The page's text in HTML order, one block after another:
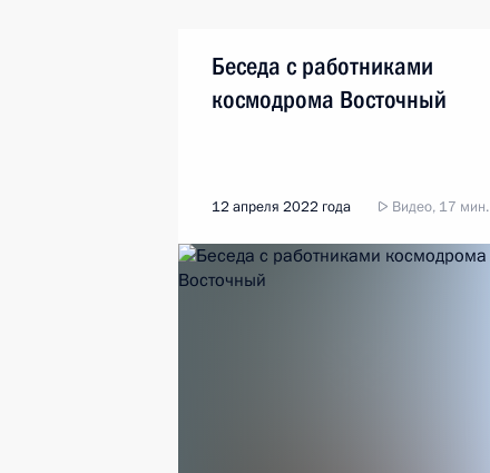
Беседа с работниками
космодрома Восточный
12 апреля 2022 года Видео, 17 мин.